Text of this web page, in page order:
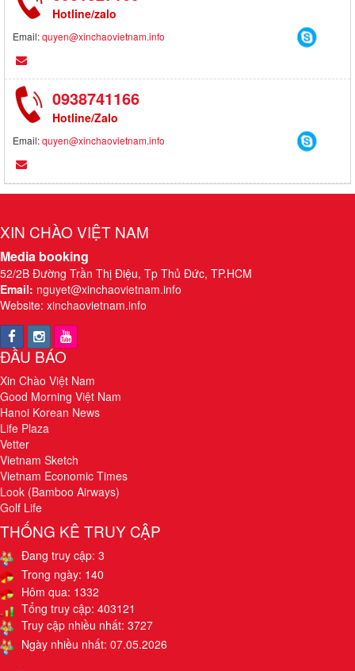
Hotline/zalo
Email:quyen@xinchaovietnam.info
0938741166
Hotline/Zalo
Email:quyen@xinchaovietnam.info
XIN CHÀO VIỆT NAM
Media booking
52/2B Đường Trần Thị Điệu, Tp Thủ Đức, TP.HCM
Email: nguyet@xinchaovietnam.info
Website: xinchaovietnam.info
ĐẦU BÁO
Xin Chào Việt Nam
Good Morning Việt Nam
Hanoi Korean News
Life Plaza
Vetter
Vietnam Sketch
Vietnam Economic Times
Look (Bamboo Airways)
Golf Life
THỐNG KÊ TRUY CẬP
Đang truy cập: 3
Trong ngày: 140
Hôm qua: 1332
Tổng truy cập: 403121
Truy cập nhiều nhất: 3727
Ngày nhiều nhất: 07.05.2026